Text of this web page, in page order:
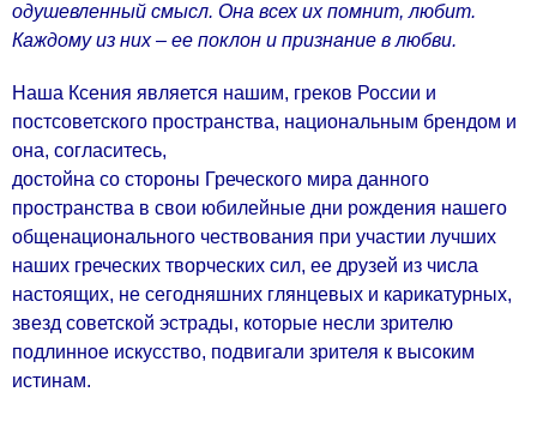
одушевленный смысл. Она всех их помнит, любит.
Каждому из них – ее поклон и признание в любви.
Наша Ксения является нашим, греков России и
постсоветского пространства, национальным брендом и
она, согласитесь,
достойна со стороны Греческого мира данного
пространства в свои юбилейные дни рождения нашего
общенационального чествования при участии лучших
наших греческих творческих сил, ее друзей из числа
настоящих, не сегодняшних глянцевых и карикатурных,
звезд советской эстрады, которые несли зрителю
подлинное искусство, подвигали зрителя к высоким
истинам.